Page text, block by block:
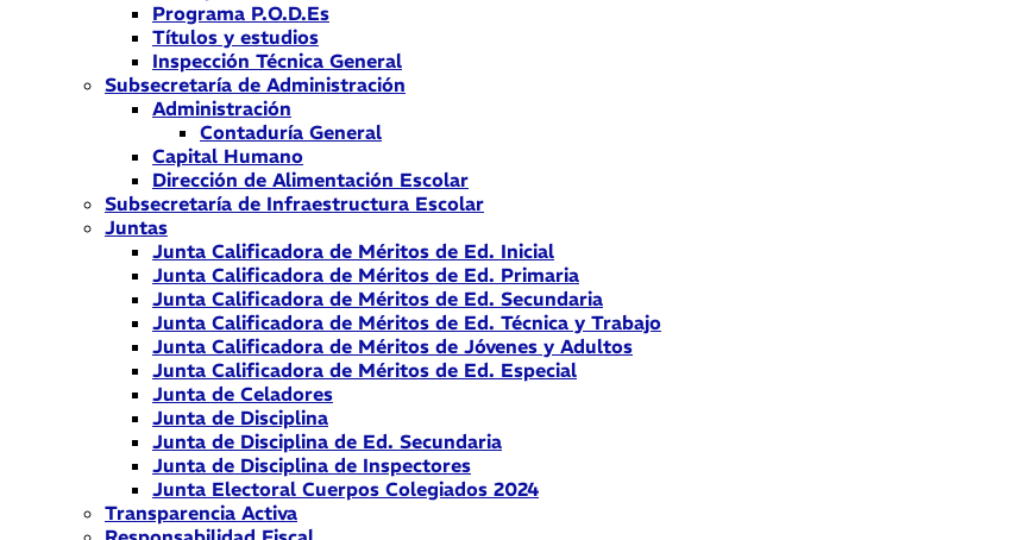
Programa P.O.D.Es
Títulos y estudios
Inspección Técnica General
Subsecretaría de Administración
Administración
Contaduría General
Capital Humano
Dirección de Alimentación Escolar
Subsecretaría de Infraestructura Escolar
Juntas
Junta Calificadora de Méritos de Ed. Inicial
Junta Calificadora de Méritos de Ed. Primaria
Junta Calificadora de Méritos de Ed. Secundaria
Junta Calificadora de Méritos de Ed. Técnica y Trabajo
Junta Calificadora de Méritos de Jóvenes y Adultos
Junta Calificadora de Méritos de Ed. Especial
Junta de Celadores
Junta de Disciplina
Junta de Disciplina de Ed. Secundaria
Junta de Disciplina de Inspectores
Junta Electoral Cuerpos Colegiados 2024
Transparencia Activa